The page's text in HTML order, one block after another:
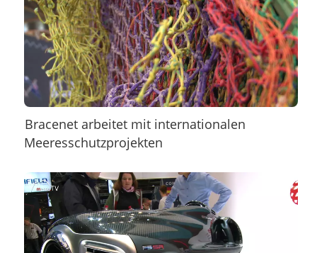
Bracenet arbeitet mit internationalen
Meeresschutzprojekten